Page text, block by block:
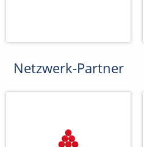
Netzwerk-Partner